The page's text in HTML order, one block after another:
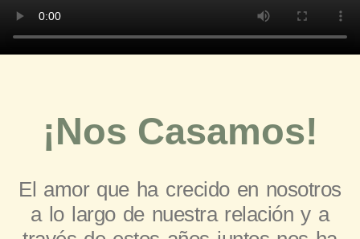
¡Nos Casamos!
El amor que ha crecido en nosotros
a lo largo de nuestra relación y a